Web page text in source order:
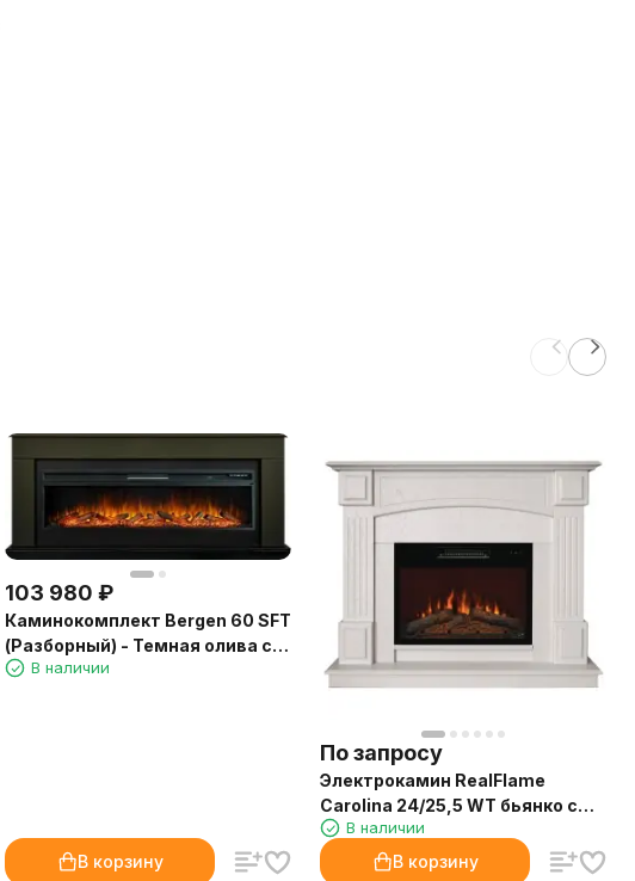
103 980 ₽
Каминокомплект Bergen 60 SFT
(Разборный) - Темная олива с
очагом Vision 60 LOG LED
В наличии
В корзину
По запросу
Электрокамин RealFlame
Carolina 24/25,5 WT бьянко с
очагом Kendal 24
В наличии
В корзину